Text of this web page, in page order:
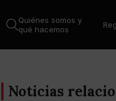
Quiénes somos y
qué hacemos
Noticias